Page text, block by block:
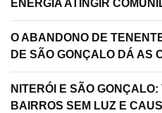
ENERGIA ATINGIR
O ABANDONO DE
DE SÃO GONÇALO DÁ AS
NITERÓI E SÃO
BAIRROS SEM LUZ E